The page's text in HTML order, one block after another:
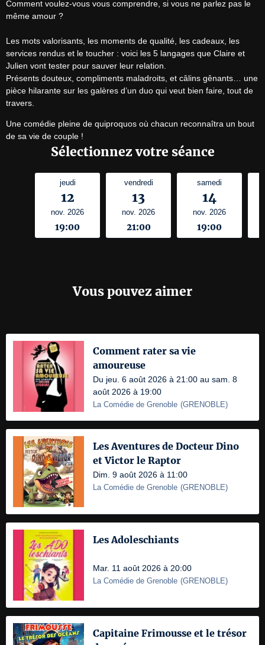
Comment voulez-vous vous comprendre, si vous ne parlez pas le
même amour ?
Les mots valorisants, les moments de qualité, les cadeaux, les
services rendus et le toucher : voici les 5 langages que Claire et
Julien vont tester pour sauver leur relation.
Présents douteux, compliments maladroits, et câlins gênants… une
pièce hilarante sur les galères d’un duo qui veut bien faire, tout de
travers.
Une comédie pleine de quiproquos où chacun reconnaîtra un bout
de sa vie de couple !
Sélectionnez votre séance
jeudi
12
nov. 2026
19:00
vendredi
13
nov. 2026
21:00
samedi
14
nov. 2026
19:00
Vous pouvez aimer
Comment rater sa vie
amoureuse
Du jeu. 6 août 2026 à 21:00 au sam. 8
août 2026 à 19:00
La Comédie de Grenoble (GRENOBLE)
Les Aventures de Docteur Dino
et Victor le Raptor
Dim. 9 août 2026 à 11:00
La Comédie de Grenoble (GRENOBLE)
Les Adoleschiants
Mar. 11 août 2026 à 20:00
La Comédie de Grenoble (GRENOBLE)
Capitaine Frimousse et le trésor